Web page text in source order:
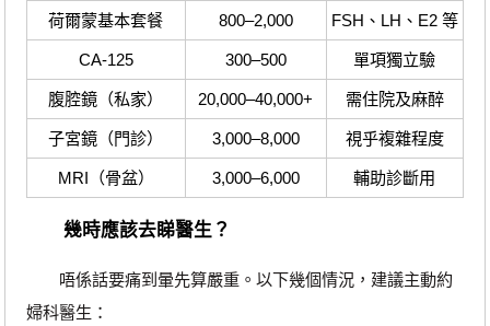
荷爾蒙基本套餐 800–2,000 FSH、LH、E2 等
CA-125 300–500 單項獨立驗
腹腔鏡（私家） 20,000–40,000+ 需住院及麻醉
子宮鏡（門診） 3,000–8,000 視乎複雜程度
MRI（骨盆） 3,000–6,000 輔助診斷用
幾時應該去睇醫生？
唔係話要痛到暈先算嚴重。以下幾個情況，建議主動約
婦科醫生：